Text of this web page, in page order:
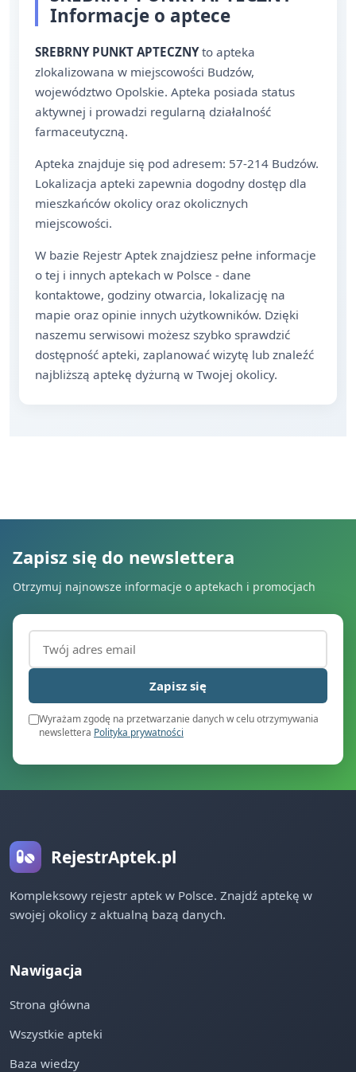
Informacje o aptece
SREBRNY PUNKT APTECZNYto apteka
zlokalizowana w miejscowości Budzów,
województwo Opolskie. Apteka posiada status
aktywnej i prowadzi regularną działalność
farmaceutyczną.
Apteka znajduje się pod adresem: 57-214 Budzów.
Lokalizacja apteki zapewnia dogodny dostęp dla
mieszkańców okolicy oraz okolicznych
miejscowości.
W bazie Rejestr Aptek znajdziesz pełne informacje
o tej i innych aptekach w Polsce - dane
kontaktowe, godziny otwarcia, lokalizację na
mapie oraz opinie innych użytkowników. Dzięki
naszemu serwisowi możesz szybko sprawdzić
dostępność apteki, zaplanować wizytę lub znaleźć
najbliższą aptekę dyżurną w Twojej okolicy.
Zapisz się do newslettera
Otrzymuj najnowsze informacje o aptekach i promocjach
Adres email (wymagany)
Zapisz się
Wyrażam zgodę na przetwarzanie danych w celu otrzymywania
newslettera Polityka prywatności
RejestrAptek.pl
Kompleksowy rejestr aptek w Polsce. Znajdź aptekę w
swojej okolicy z aktualną bazą danych.
Nawigacja
Strona główna
Wszystkie apteki
Baza wiedzy